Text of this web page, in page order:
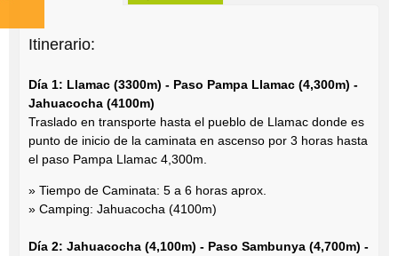
Itinerario:
Día 1: Llamac (3300m) - Paso Pampa Llamac (4,300m) -
Jahuacocha (4100m)
Traslado en transporte hasta el pueblo de Llamac donde es
punto de inicio de la caminata en ascenso por 3 horas hasta
el paso Pampa Llamac 4,300m.
» Tiempo de Caminata: 5 a 6 horas aprox.
» Camping: Jahuacocha (4100m)
Día 2: Jahuacocha (4,100m) - Paso Sambunya (4,700m) -